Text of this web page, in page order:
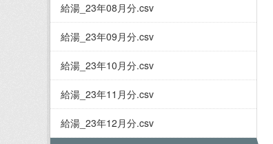
給湯_23年08月分.csv
給湯_23年09月分.csv
給湯_23年10月分.csv
給湯_23年11月分.csv
給湯_23年12月分.csv